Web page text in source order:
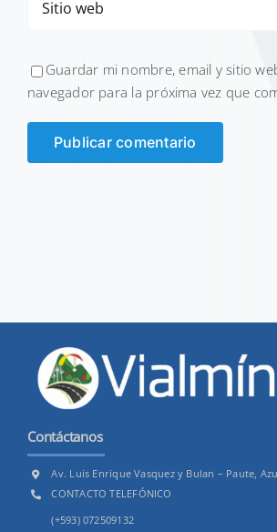
Guardar mi nombre, email y sitio
navegador para la próxima vez que
Contáctanos
Av. Luis Enrique Vasquez y Bulan – Paute,
CONTACTO TELEFÓNICO
(+593) 072509132